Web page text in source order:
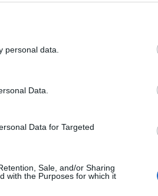
personal data.
Data.
Data for Targeted
Sale, and/or Sharing
with the Purposes for which it